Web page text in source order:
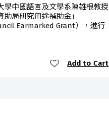
學中國語言及文學系陳雄根教授
局研究用途補助金」
Earmarked Grant），進行
Add to Cart